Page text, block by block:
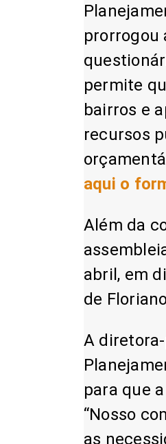
prorrogou
permite
bairros e
recursos
aqui o
Além da
abril, em
de
A
para que
“Nosso
as